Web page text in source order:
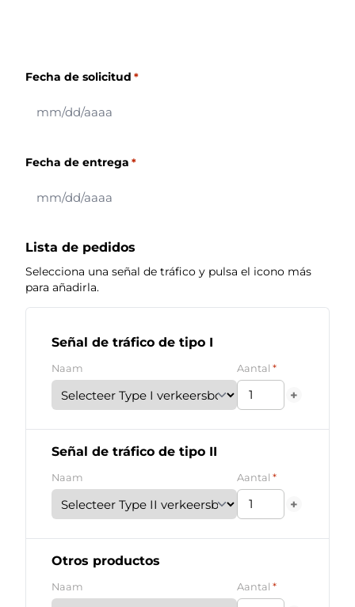
Fecha de solicitud *
MM
DD
AAAA
Fecha de entrega *
MM
DD
barra
AAAA
Lista de pedidos
Selecciona una señal de tráfico y pulsa el icono más
para añadirla.
Señal de tráfico de tipo I
Naam Aantal *
+
Señal de tráfico de tipo II
Naam Aantal *
+
Otros productos
Naam Aantal *